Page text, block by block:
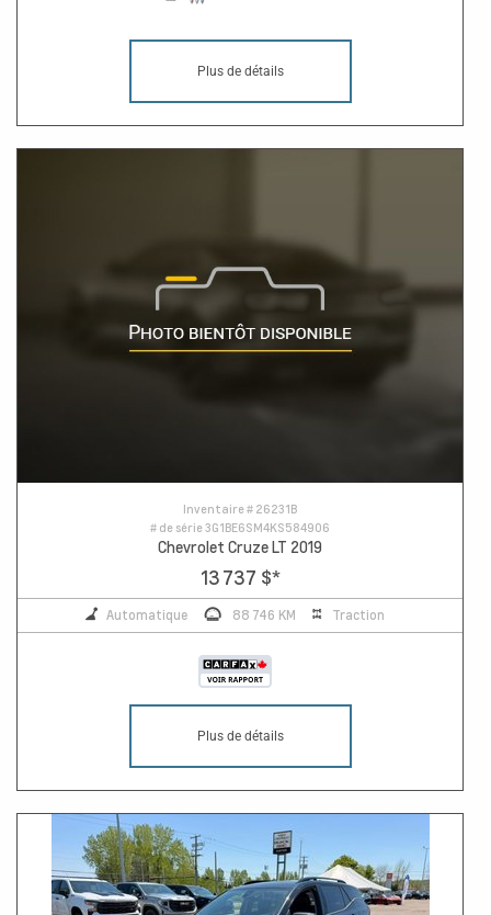
Plus de détails
Inventaire # 26231B
# de série3G1BE6SM4KS584906
Chevrolet Cruze LT 2019
13 737 $*
Automatique 88 746 KM Traction
Plus de détails